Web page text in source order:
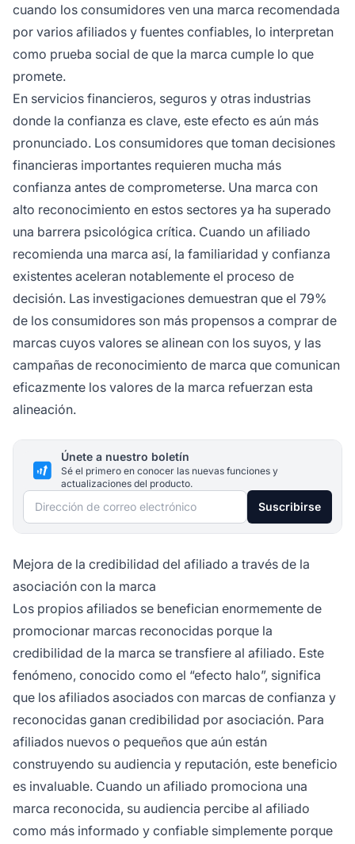
cuando los consumidores ven una marca recomendada
por varios afiliados y fuentes confiables, lo interpretan
como prueba social de que la marca cumple lo que
promete.
En servicios financieros, seguros y otras industrias
donde la confianza es clave, este efecto es aún más
pronunciado. Los consumidores que toman decisiones
financieras importantes requieren mucha más
confianza antes de comprometerse. Una marca con
alto reconocimiento en estos sectores ya ha superado
una barrera psicológica crítica. Cuando un afiliado
recomienda una marca así, la familiaridad y confianza
existentes aceleran notablemente el proceso de
decisión. Las investigaciones demuestran que el 79%
de los consumidores son más propensos a comprar de
marcas cuyos valores se alinean con los suyos, y las
campañas de reconocimiento de marca que comunican
eficazmente los valores de la marca refuerzan esta
alineación.
Únete a nuestro boletín
Sé el primero en conocer las nuevas funciones y
actualizaciones del producto.
Dirección de correo electrónico Suscribirse
Mejora de la credibilidad del afiliado a través de la
asociación con la marca
Los propios afiliados se benefician enormemente de
promocionar marcas reconocidas porque la
credibilidad de la marca se transfiere al afiliado. Este
fenómeno, conocido como el “efecto halo”, significa
que los afiliados asociados con marcas de confianza y
reconocidas ganan credibilidad por asociación. Para
afiliados nuevos o pequeños que aún están
construyendo su audiencia y reputación, este beneficio
es invaluable. Cuando un afiliado promociona una
marca reconocida, su audiencia percibe al afiliado
como más informado y confiable simplemente porque